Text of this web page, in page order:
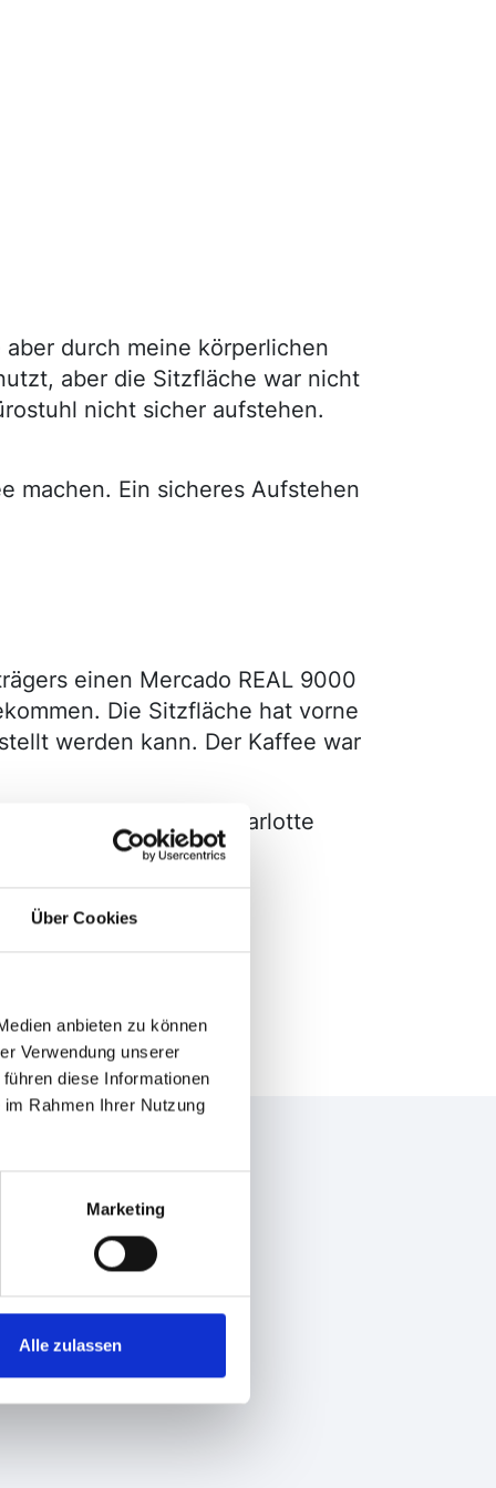
Über Cookies
anbieten zu können
Verwendung unserer
diese Informationen
Rahmen Ihrer Nutzung
Marketing
Alle zulassen
durch meine körperlichen
aber die Sitzfläche war nicht
nicht sicher aufstehen.
machen. Ein sicheres Aufstehen
einen Mercado REAL 9000
Die Sitzfläche hat vorne
werden kann. Der Kaffee war
Leben genießt.“ - Charlotte